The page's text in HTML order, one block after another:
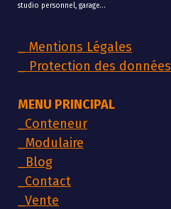
studio personnel, garage…
Mentions Légales
Protection des données
MENU PRINCIPAL
Conteneur
Modulaire
Blog
Contact
Vente